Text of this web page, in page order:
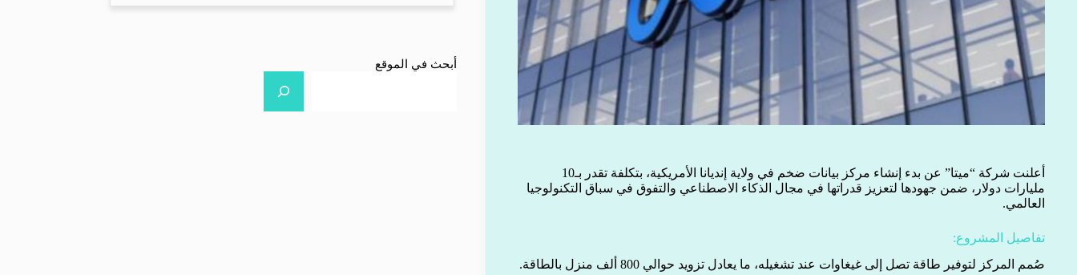
أعلنت شركة “ميتا” عن بدء إنشاء مركز بيانات ضخم في ولاية إنديانا الأمريكية، بتكلفة تقدر بـ10
مليارات دولار، ضمن جهودها لتعزيز قدراتها في مجال الذكاء الاصطناعي والتفوق في سباق التكنولوجيا
العالمي.
تفاصيل المشروع:
صُمم المركز لتوفير طاقة تصل إلى غيغاوات عند تشغيله، ما يعادل تزويد حوالي 800 ألف منزل بالطاقة.
أبحث في الموقع